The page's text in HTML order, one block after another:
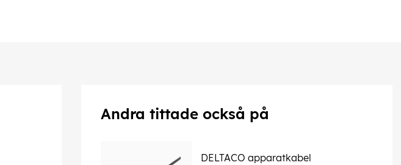
Andra tittade också på
DELTACO apparatkabel